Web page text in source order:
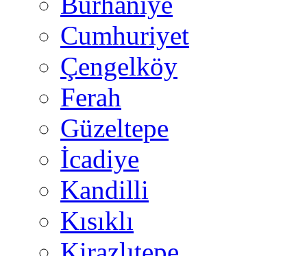
Cumhuriyet
Çengelköy
Ferah
Güzeltepe
İcadiye
Kandilli
Kısıklı